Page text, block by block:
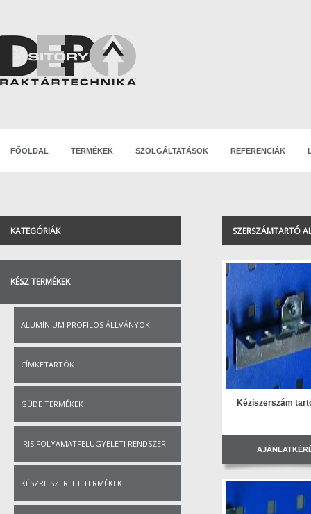
FŐOLDAL TERMÉKEK SZOLGÁLTATÁSOK REFERENCIÁK
KATEGÓRIÁK
KÉSZ TERMÉKEK
ALUMÍNIUM PROFILOS ÁLLVÁNYOK
CÍMKETARTÓK
GÜDE TERMÉKEK
IRIS FOLYAMATFELÜGYELETI RENDSZER
KÉSZRE SZERELT TERMÉKEK
SZERSZÁMTARTÓ
Kéziszerszám